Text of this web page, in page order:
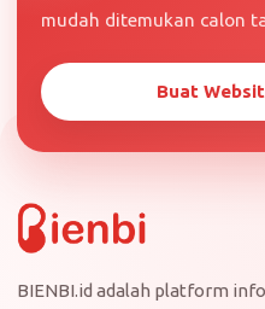
mudah ditemukan calon
Buat
BIENBI.id adalah platform